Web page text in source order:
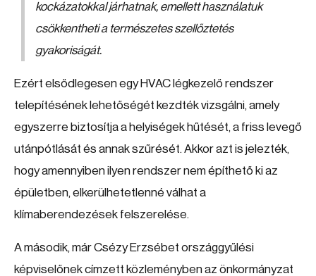
kockázatokkal járhatnak, emellett használatuk
csökkentheti a természetes szellőztetés
gyakoriságát.
Ezért elsődlegesen egy HVAC légkezelő rendszer
telepítésének lehetőségét kezdték vizsgálni, amely
egyszerre biztosítja a helyiségek hűtését, a friss levegő
utánpótlását és annak szűrését. Akkor azt is jelezték,
hogy amennyiben ilyen rendszer nem építhető ki az
épületben, elkerülhetetlenné válhat a
klímaberendezések felszerelése.
A második, már Csézy Erzsébet országgyűlési
képviselőnek címzett közleményben az önkormányzat